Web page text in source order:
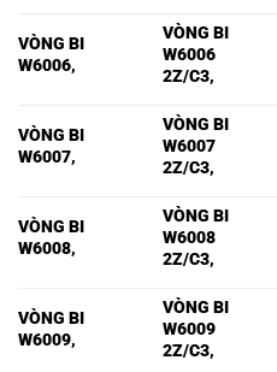
VÒNG BI
W6006,
VÒNG BI
W6006
2Z/C3,
VÒNG BI
W6007,
VÒNG BI
W6007
2Z/C3,
VÒNG BI
W6008,
VÒNG BI
W6008
2Z/C3,
VÒNG BI
W6009,
VÒNG BI
W6009
2Z/C3,